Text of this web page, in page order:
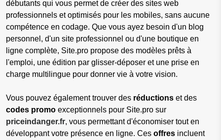
débutants qui vous permet de créer des sites web
professionnels et optimisés pour les mobiles, sans aucune
compétence en codage. Que vous ayez besoin d'un blog
personnel, d'un site professionnel ou d'une boutique en
ligne complète, Site.pro propose des modèles prêts à
l'emploi, une édition par glisser-déposer et une prise en
charge multilingue pour donner vie à votre vision.
Vous pouvez également trouver des réductions et des
codes promo exceptionnels pour Site.pro sur
priceindanger.fr, vous permettant d'économiser tout en
développant votre présence en ligne. Ces offres incluent